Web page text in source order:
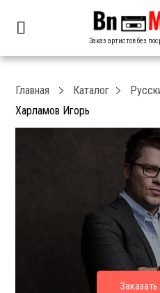
Заказ артистов без
Главная Каталог
Харламов Игорь